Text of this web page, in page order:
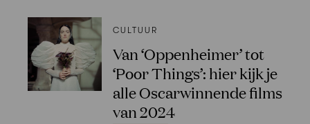
CULTUUR
Van ‘Oppenheimer’ tot
‘Poor Things’: hier kijk je
alle Oscarwinnende films
van 2024